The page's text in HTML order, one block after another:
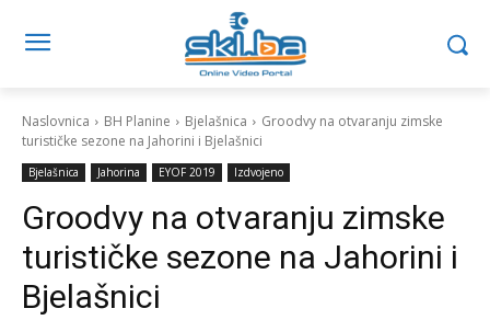
Naslovnica BH Planine Bjelašnica
Groodvy na otvaranju zimske
turističke sezone na Jahorini i Bjelašnici
Bjelašnica Jahorina EYOF 2019 Izdvojeno
Groodvy na otvaranju zimske
turističke sezone na Jahorini i
Bjelašnici